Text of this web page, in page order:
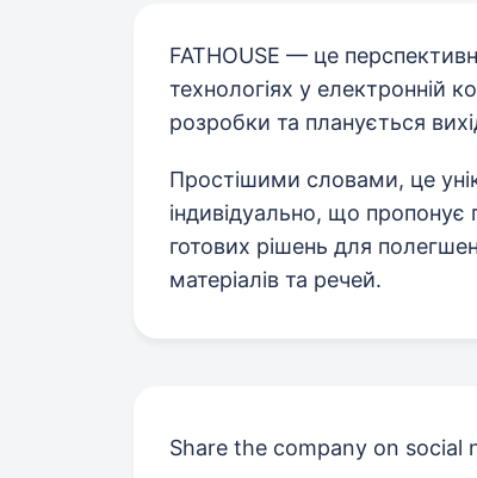
FATHOUSE — це
технологіях у електронній
розробки та планується
Простішими словами, це
індивідуально, що
готових рішень для
матеріалів та речей.
Share the company on social